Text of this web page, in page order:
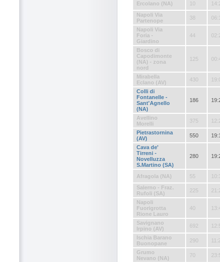
Ercolano (NA) 10
Napoli Via
Partenope
38
Napoli Via
Foria -
Giardino
44
Bosco di
Capodimonte
(NA) - zona
nord
125
Mirabella
Eclano (AV)
430
Colli di
Fontanelle -
Sant'Agnello
(NA)
186
Avellino
Morelli
375
Pietrastornina
(AV)
550
Cava de'
Tirreni -
Novelluzza
S.Martino (SA)
280
Afragola (NA) 55
Salerno - Fraz.
Rufoli (SA)
225
Napoli
Fuorigrotta
Rione Lauro
40
Savignano
Irpino (AV)
692
Ischia Barano
Buonopane
290
Grumo
Nevano (NA)
70